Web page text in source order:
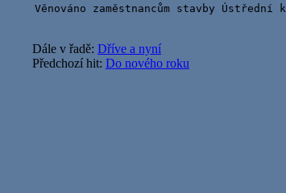
Dále v řadě: Dříve a nyní
Předchozí hit: Do nového roku